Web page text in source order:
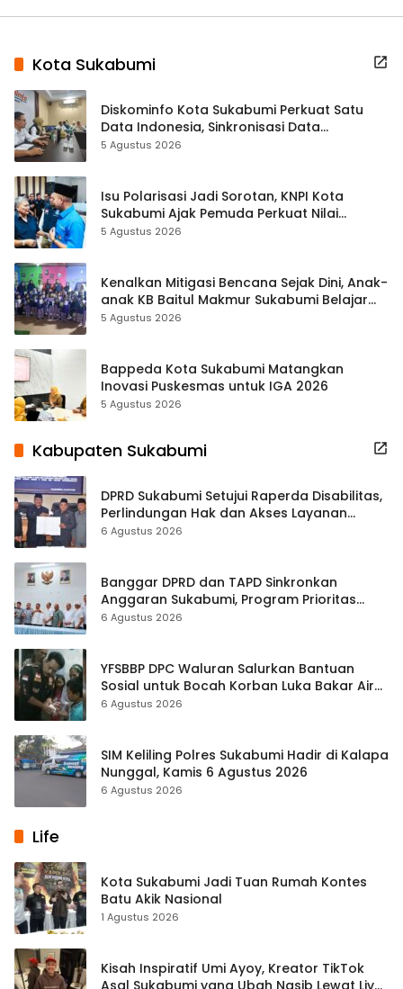
Kota Sukabumi
Diskominfo Kota Sukabumi Perkuat Satu
Data Indonesia, Sinkronisasi Data
Kewilayahan Dikebut
5 Agustus 2026
Isu Polarisasi Jadi Sorotan, KNPI Kota
Sukabumi Ajak Pemuda Perkuat Nilai
Kebangsaan
5 Agustus 2026
Kenalkan Mitigasi Bencana Sejak Dini, Anak-
anak KB Baitul Makmur Sukabumi Belajar
Lewat Boneka Tangan
5 Agustus 2026
Bappeda Kota Sukabumi Matangkan
Inovasi Puskesmas untuk IGA 2026
5 Agustus 2026
Kabupaten Sukabumi
DPRD Sukabumi Setujui Raperda Disabilitas,
Perlindungan Hak dan Akses Layanan
Diperkuat
6 Agustus 2026
Banggar DPRD dan TAPD Sinkronkan
Anggaran Sukabumi, Program Prioritas
hingga Pendapatan Dibahas
6 Agustus 2026
YFSBBP DPC Waluran Salurkan Bantuan
Sosial untuk Bocah Korban Luka Bakar Air
Panas
6 Agustus 2026
SIM Keliling Polres Sukabumi Hadir di Kalapa
Nunggal, Kamis 6 Agustus 2026
6 Agustus 2026
Life
Kota Sukabumi Jadi Tuan Rumah Kontes
Batu Akik Nasional
1 Agustus 2026
Kisah Inspiratif Umi Ayoy, Kreator TikTok
Asal Sukabumi yang Ubah Nasib Lewat Live